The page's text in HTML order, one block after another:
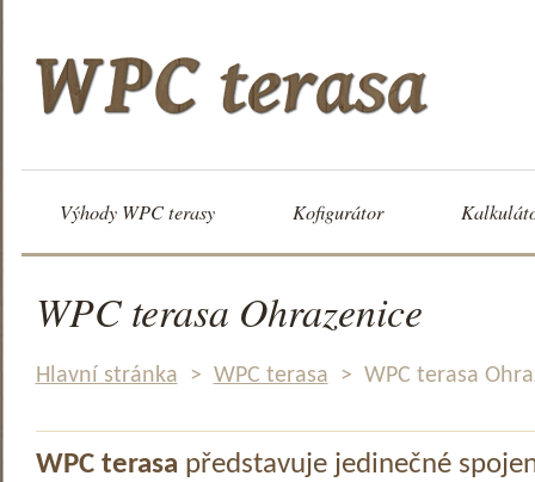
Výhody WPC terasy Kofigurátor
WPC terasa Ohrazenice
Hlavní stránka > WPC terasa > WPC terasa
WPC terasa představuje jedinečné